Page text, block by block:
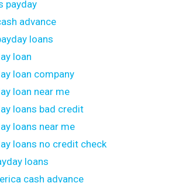
payday
advance
loans
loan
loan company
loan near me
loans bad credit
loans near me
loans no credit check
loans
cash advance